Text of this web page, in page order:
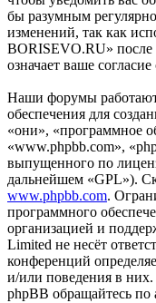
бы разумным
изменений, так как
BORISEVO.RU» после
означает ваше
Наши форумы
обеспечения для
«они», «программное
«www.phpbb.com»,
выпущенного по
дальнейшем «GPL»).
www.phpbb.com.
программного
организацией и
Limited не несёт
конференций
и/или поведения в
phpBB обращайтесь по